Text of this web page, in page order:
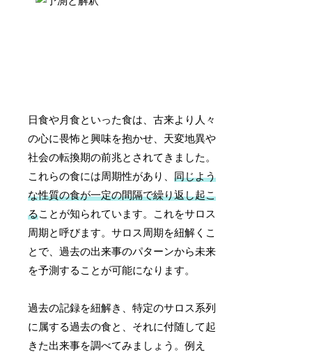
日食や月食といった食は、古来より人々
の心に畏怖と興味を抱かせ、天変地異や
社会の転換期の前兆とされてきました。
これらの食には周期性があり、同じよう
な性質の食が一定の間隔で繰り返し起こ
ることが知られています。これをサロス
周期と呼びます。サロス周期を紐解くこ
とで、過去の出来事のパターンから未来
を予測することが可能になります。
過去の記録を紐解き、特定のサロス系列
に属する過去の食と、それに付随して起
きた出来事を調べてみましょう。例え